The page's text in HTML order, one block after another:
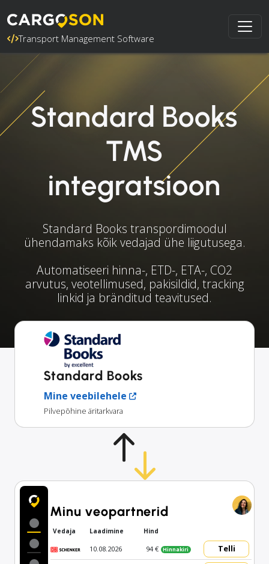
Transport Management Software
Standard Books
TMS
integratsioon
Standard Books transpordimoodul
ühendamaks kõik vedajad ühe liigutusega.
Automatiseeri hinna-, ETD-, ETA-, CO2
arvutus, veotellimused, pakisildid, tracking
linkid ja bränditud teavitused.
Standard Books
Mine veebilehele
Pilvepõhine äritarkvara
Minu veopartnerid
Vedaja Laadimine Hind
10.08.2026 94 € Hinnakiri Telli